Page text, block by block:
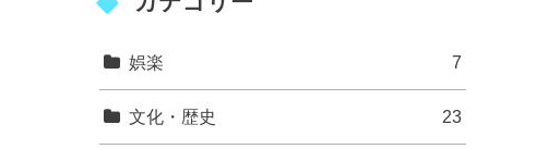
娯楽 7
文化・歴史 23